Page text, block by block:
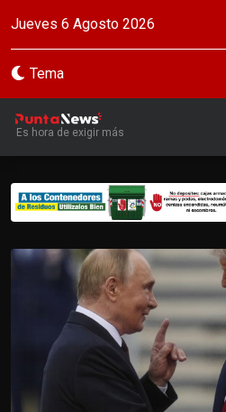
Jueves 6 Agosto 2026
Tema
Es hora de exigir más